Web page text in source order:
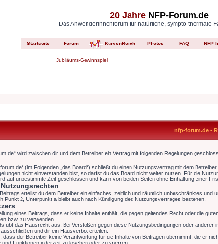
20 JahreNFP-Forum.de
Das Anwenderinnenforum für natürliche, sympto-thermale
Startseite Forum KurvenReich Photos FAQ NFP
Jubiläums-Gewinnspiel
nfp-forum.de -
wird zwischen dir und dem Betreiber ein Vertrag mit folgenden Regelungen
(im Folgenden „das Board“) schließt du einen Nutzungsvertrag mit dem
nicht einverstanden bist, so darfst du das Board nicht weiter nutzen. Für die
auf unbestimmte Zeit geschlossen und kann von beiden Seiten ohne Einhaltung einer
erteilst du dem Betreiber ein einfaches, zeitlich und räumlich unbeschränktes und
Punkt 2, Unterpunkt a bleibt auch nach Kündigung des Nutzungsvertrages bestehen.
eines Beitrags, dass er keine Inhalte enthält, die gegen geltendes Recht oder die
bzw. zu verwenden.
übt das Hausrecht aus. Bei Verstößen gegen diese Nutzungsbedingungen oder
und dir ein Hausverbot erteilen.
dass der Betreiber keine Verantwortung für die Inhalte von Beiträgen übernimmt, die er
und Funktionen jederzeit zu löschen oder zu sperren.